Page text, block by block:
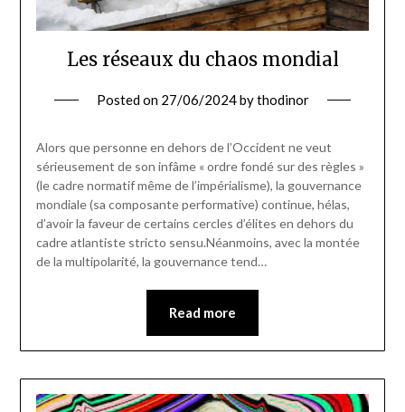
Les réseaux du chaos mondial
Posted on 27/06/2024bythodinor
Alors que personne en dehors de l’Occident ne veut
sérieusement de son infâme « ordre fondé sur des règles »
(le cadre normatif même de l’impérialisme), la gouvernance
mondiale (sa composante performative) continue, hélas,
d’avoir la faveur de certains cercles d’élites en dehors du
cadre atlantiste stricto sensu.Néanmoins, avec la montée
de la multipolarité, la gouvernance tend…
Read more